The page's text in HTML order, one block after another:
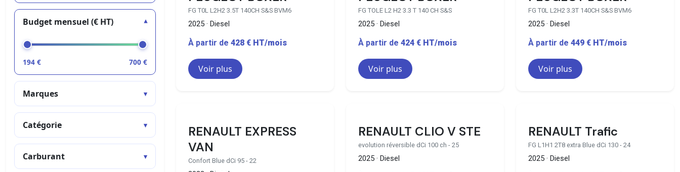
Budget mensuel (€ HT)
194 € 700 €
Marques
Catégorie
Carburant
FG T0L L2H2 3.5T 140CH S&S BVM6
2025 · Diesel
À partir de 428 € HT/mois
Voir plus
FG TOLE L2 H2 3.3 T 140 CH S&S
2025 · Diesel
À partir de 424 € HT/mois
Voir plus
FG T0L L2H2 3.3T 140CH S&S BVM6
2025 · Diesel
À partir de 449 € HT/mois
Voir plus
RENAULT EXPRESS
VAN
Confort Blue dCi 95 - 22
RENAULT CLIO V STE
evolution réversible dCi 100 ch - 25
2025 · Diesel
RENAULT Trafic
FG L1H1 2T8 extra Blue dCi 130 - 24
2025 · Diesel